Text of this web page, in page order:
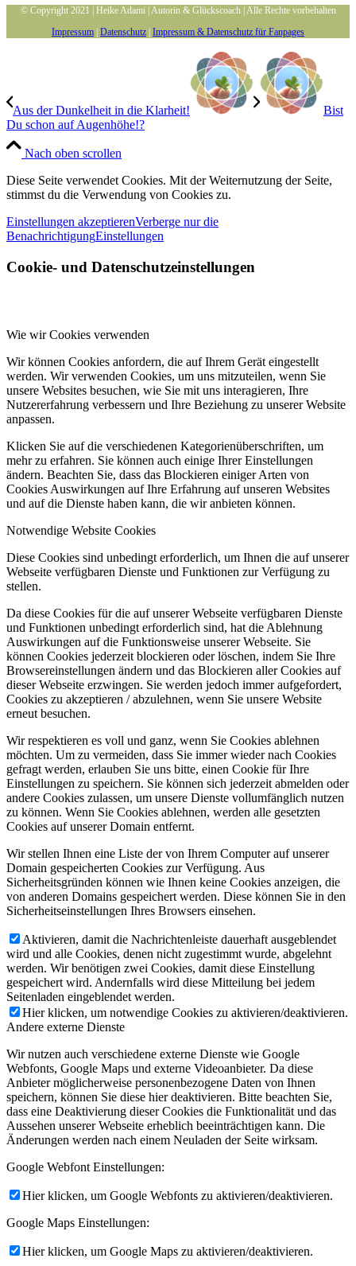
© Copyright 2021 | Heike Adami | Autorin & Glückscoach | Alle Rechte vorbehalten
Impressum Datenschutz Impressum & Datenschutz für Fanpages
Aus der Dunkelheit in die Klarheit!
Bist
Du schon auf Augenhöhe!?
Nach oben scrollen
Diese Seite verwendet Cookies. Mit der Weiternutzung der Seite,
stimmst du die Verwendung von Cookies zu.
Einstellungen akzeptierenVerberge nur die
BenachrichtigungEinstellungen
Cookie- und Datenschutzeinstellungen
Wie wir Cookies verwenden
Wir können Cookies anfordern, die auf Ihrem Gerät eingestellt
werden. Wir verwenden Cookies, um uns mitzuteilen, wenn Sie
unsere Websites besuchen, wie Sie mit uns interagieren, Ihre
Nutzererfahrung verbessern und Ihre Beziehung zu unserer Website
anpassen.
Klicken Sie auf die verschiedenen Kategorienüberschriften, um
mehr zu erfahren. Sie können auch einige Ihrer Einstellungen
ändern. Beachten Sie, dass das Blockieren einiger Arten von
Cookies Auswirkungen auf Ihre Erfahrung auf unseren Websites
und auf die Dienste haben kann, die wir anbieten können.
Notwendige Website Cookies
Diese Cookies sind unbedingt erforderlich, um Ihnen die auf unserer
Webseite verfügbaren Dienste und Funktionen zur Verfügung zu
stellen.
Da diese Cookies für die auf unserer Webseite verfügbaren Dienste
und Funktionen unbedingt erforderlich sind, hat die Ablehnung
Auswirkungen auf die Funktionsweise unserer Webseite. Sie
können Cookies jederzeit blockieren oder löschen, indem Sie Ihre
Browsereinstellungen ändern und das Blockieren aller Cookies auf
dieser Webseite erzwingen. Sie werden jedoch immer aufgefordert,
Cookies zu akzeptieren / abzulehnen, wenn Sie unsere Website
erneut besuchen.
Wir respektieren es voll und ganz, wenn Sie Cookies ablehnen
möchten. Um zu vermeiden, dass Sie immer wieder nach Cookies
gefragt werden, erlauben Sie uns bitte, einen Cookie für Ihre
Einstellungen zu speichern. Sie können sich jederzeit abmelden oder
andere Cookies zulassen, um unsere Dienste vollumfänglich nutzen
zu können. Wenn Sie Cookies ablehnen, werden alle gesetzten
Cookies auf unserer Domain entfernt.
Wir stellen Ihnen eine Liste der von Ihrem Computer auf unserer
Domain gespeicherten Cookies zur Verfügung. Aus
Sicherheitsgründen können wie Ihnen keine Cookies anzeigen, die
von anderen Domains gespeichert werden. Diese können Sie in den
Sicherheitseinstellungen Ihres Browsers einsehen.
Aktivieren, damit die Nachrichtenleiste dauerhaft ausgeblendet
wird und alle Cookies, denen nicht zugestimmt wurde, abgelehnt
werden. Wir benötigen zwei Cookies, damit diese Einstellung
gespeichert wird. Andernfalls wird diese Mitteilung bei jedem
Seitenladen eingeblendet werden.
Hier klicken, um notwendige Cookies zu aktivieren/deaktivieren.
Andere externe Dienste
Wir nutzen auch verschiedene externe Dienste wie Google
Webfonts, Google Maps und externe Videoanbieter. Da diese
Anbieter möglicherweise personenbezogene Daten von Ihnen
speichern, können Sie diese hier deaktivieren. Bitte beachten Sie,
dass eine Deaktivierung dieser Cookies die Funktionalität und das
Aussehen unserer Webseite erheblich beeinträchtigen kann. Die
Änderungen werden nach einem Neuladen der Seite wirksam.
Google Webfont Einstellungen:
Hier klicken, um Google Webfonts zu aktivieren/deaktivieren.
Google Maps Einstellungen:
Hier klicken, um Google Maps zu aktivieren/deaktivieren.